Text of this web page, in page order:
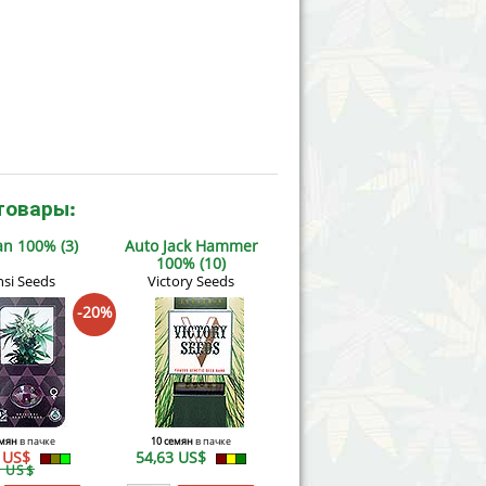
100% (3)
Seeds
-20%
в пачке
US$
Auto Jack Hammer
100% (10)
Victory Seeds
10 семянв пачке
54,63 US$